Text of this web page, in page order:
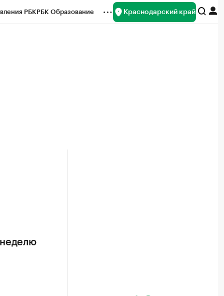
РБКРБК Образование Краснодарский край